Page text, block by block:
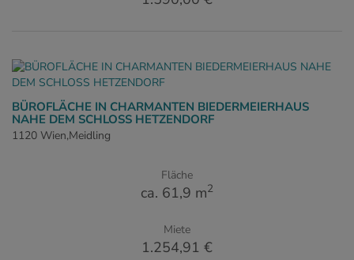
BÜROFLÄCHE IN CHARMANTEN BIEDERMEIERHAUS
NAHE DEM SCHLOSS HETZENDORF
1120 Wien,Meidling
Fläche
ca. 61,9 m2
Miete
1.254,91 €